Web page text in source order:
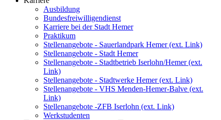
Ausbildung
Bundesfreiwilligendienst
Karriere bei der Stadt Hemer
Praktikum
Stellenangebote - Sauerlandpark Hemer (ext. Link)
Stellenangebote - Stadt Hemer
Stellenangebote - Stadtbetrieb Iserlohn/Hemer (ext.
Link)
Stellenangebote - Stadtwerke Hemer (ext. Link)
Stellenangebote - VHS Menden-Hemer-Balve (ext.
Link)
Stellenangebote -ZFB Iserlohn (ext. Link)
Werkstudenten